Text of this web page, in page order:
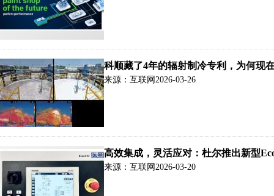
科顺藏了4年的辐射制冷专利，为何现
来源：互联网 2026-03-26
高效集成，灵活应对：杜尔推出新型
来源：互联网 2026-03-20